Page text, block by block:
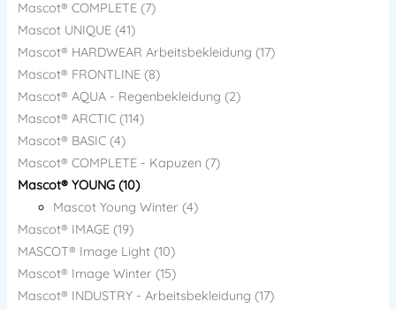
Mascot® COMPLETE (7)
Mascot UNIQUE (41)
Mascot® HARDWEAR Arbeitsbekleidung (17)
Mascot® FRONTLINE (8)
Mascot® AQUA - Regenbekleidung (2)
Mascot® ARCTIC (114)
Mascot® BASIC (4)
Mascot® COMPLETE - Kapuzen (7)
Mascot® YOUNG (10)
Mascot Young Winter (4)
Mascot® IMAGE (19)
MASCOT® Image Light (10)
Mascot® Image Winter (15)
Mascot® INDUSTRY - Arbeitsbekleidung (17)